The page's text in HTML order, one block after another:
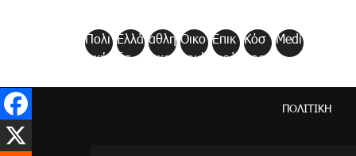
Πολι
τική
Ελλά
δα
αθλη
τικα
Οικο
νομί
Επικ
αιρό
Κόσ
μος
Medi
a
ΠΟΛΙΤΙΚΉ